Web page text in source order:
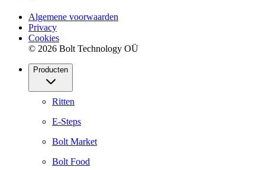
Algemene voorwaarden
Privacy
Cookies
© 2026 Bolt Technology OÜ
Producten
Ritten
E-Steps
Bolt Market
Bolt Food